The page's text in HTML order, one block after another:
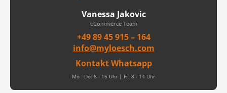
Vanessa Jakovic
eCommerce Team
+49 89 45 915 – 164
info@myloesch.com
Kontakt Whatsapp
Mo - Do: 8 - 16 Uhr | Fr: 8 - 14 Uhr